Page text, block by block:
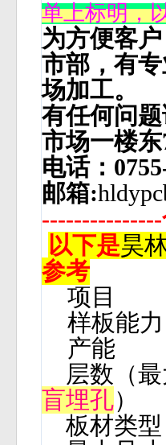
单上标明，
为方便客
市部，有
场加工。
有任何问
市场一楼
电话：
邮箱:
以下是昊
参考
项
样板
产能
层数
盲埋孔）
板材